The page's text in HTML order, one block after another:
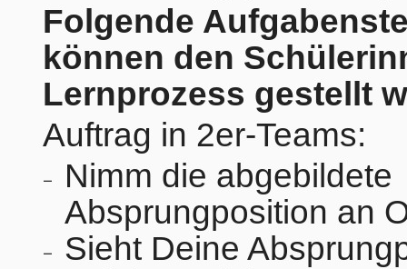
Folgende
können den
Lernprozess gestellt
Auftrag in 2er-Teams:
Nimm die abgebildete
Absprungposition an
Sieht Deine